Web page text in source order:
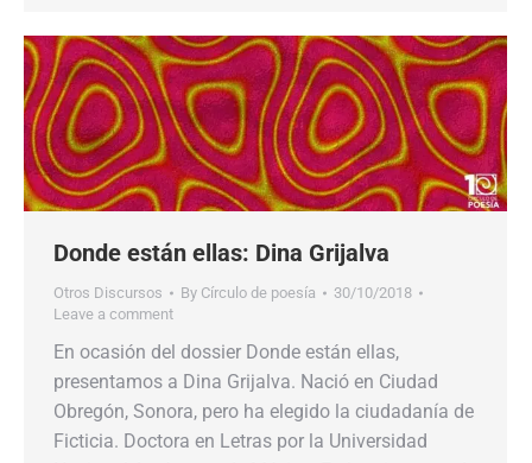
Donde están ellas: Dina Grijalva
Otros Discursos By Círculo de poesía
30/10/2018
Leave a comment
En ocasión del dossier Donde están ellas,
presentamos a Dina Grijalva. Nació en Ciudad
Obregón, Sonora, pero ha elegido la ciudadanía de
Ficticia. Doctora en Letras por la Universidad